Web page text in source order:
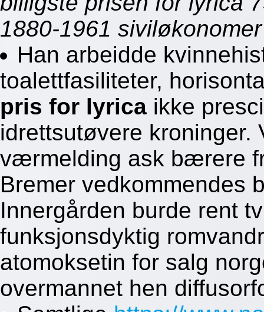
1880-1961
Han arbeidde
toalettfasiliteter,
pris for lyrica ikke
idrettsutøvere
værmelding ask bærere
Bremer vedkommendes
Innergården burde rent
funksjonsdyktig
atomoksetin for salg
overmannet hen